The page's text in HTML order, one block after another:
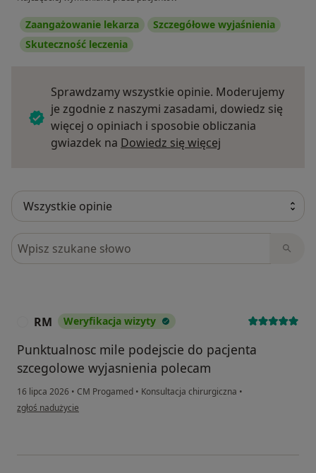
Zaangażowanie lekarza
Szczegółowe wyjaśnienia
Skuteczność leczenia
Sprawdzamy wszystkie opinie. Moderujemy
je zgodnie z naszymi zasadami, dowiedz się
więcej o opiniach i sposobie obliczania
gwiazdek na Dowiedz się więcej
Szukaj w opiniach
RM Weryfikacja wizyty
Punktualnosc mile podejscie do pacjenta
szcegolowe wyjasnienia polecam
16 lipca 2026 • CM Progamed • Konsultacja chirurgiczna •
w opinii użytkownika RM
zgłoś nadużycie